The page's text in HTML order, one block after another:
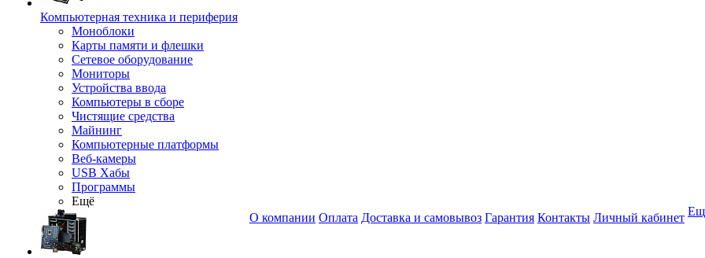
Компьютерная техника и периферия
Моноблоки
Карты памяти и флешки
Сетевое оборудование
Мониторы
Устройства ввода
Компьютеры в сборе
Чистящие средства
Майнинг
Компьютерные платформы
Веб-камеры
USB Хабы
Программы
Ещё
О компании Оплата Доставка и самовывоз Гарантия Контакты Личный кабинет